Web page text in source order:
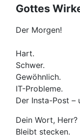
Gottes
Der Morgen!
Hart.
Schwer.
Gewöhnlich.
IT-Probleme.
Der Insta-Post –
Dein Wort, Herr?
Bleibt stecken.